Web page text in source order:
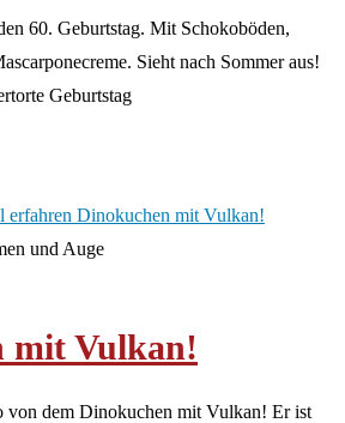
60. Geburtstag. Mit Schokoböden,
Sieht nach Sommer aus!
Geburtstag
und Auge
mit Vulkan!
von dem Dinokuchen mit Vulkan! Er ist